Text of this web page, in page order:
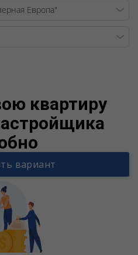
квартиру
вариант